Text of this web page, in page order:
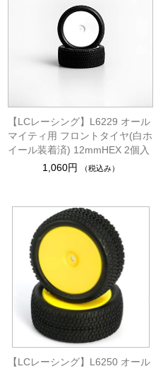
【LCレーシング】L6229 オール
マイティ用 フロントタイヤ(白ホ
イール装着済) 12mmHEX 2個入
1,060円
（税込み）
【LCレーシング】L6250 オール